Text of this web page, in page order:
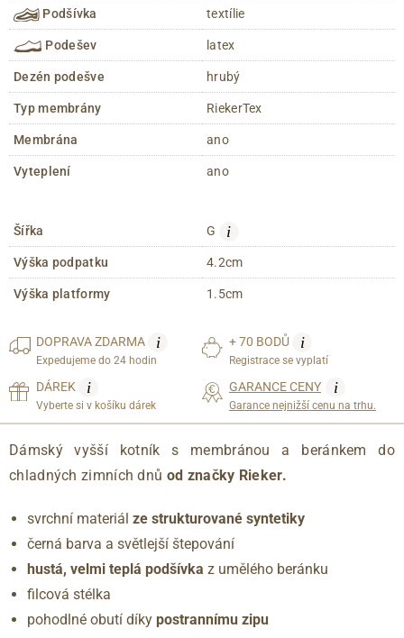
Podšívka textílie
Podešev latex
Dezén podešve hrubý
Typ membrány RiekerTex
Membrána ano
Vyteplení ano
Šířka G i
Výška podpatku 4.2cm
Výška platformy 1.5cm
DOPRAVAZDARMA i
Expedujeme do 24 hodin
+ 70 BODŮ i
Registrace se vyplatí
DÁREK i
Vyberte si v košíku dárek
GARANCE CENY i
Garance nejnižší cenu na trhu.
Dámský vyšší kotník s membránou a beránkem do
chladných zimních dnů od značky Rieker.
svrchní materiál ze strukturované syntetiky
černá barva a světlejší štepování
hustá, velmi teplá podšívka z umělého beránku
filcová stélka
pohodlné obutí díky postrannímu zipu